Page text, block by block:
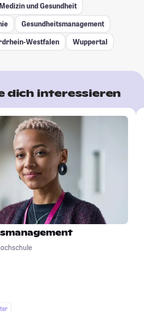
Medizin und Gesundheit
Gesundheitsmanagement
Westfalen Wuppertal
dich interessieren